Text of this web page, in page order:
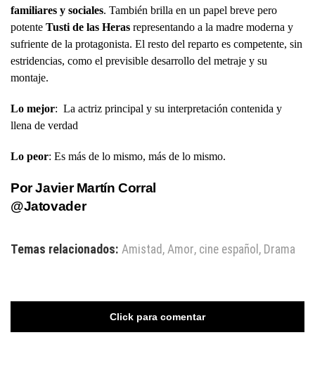
familiares y sociales. También brilla en un papel breve pero
potente Tusti de las Heras representando a la madre moderna y
sufriente de la protagonista. El resto del reparto es competente, sin
estridencias, como el previsible desarrollo del metraje y su
montaje.
Lo mejor: La actriz principal y su interpretación contenida y
llena de verdad
Lo peor: Es más de lo mismo, más de lo mismo.
Por Javier Martín Corral
@Jatovader
Temas relacionados: Amistad , Amor, cine español , Drama
Click para comentar